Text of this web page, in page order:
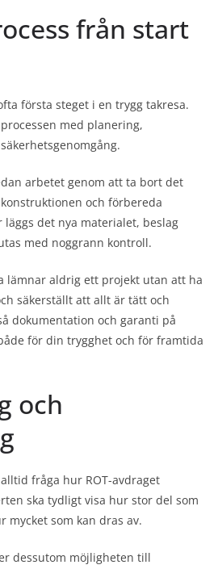
från start
första steget i en trygg takresa.
med planering,
arbetet genom att ta bort det
och förbereda
det nya materialet, beslag
med noggrann kontroll.
lämnar aldrig ett projekt utan att ha
säkerställt att allt är tätt och
dokumentation och garanti på
för din trygghet och för framtida
och
fråga hur ROT-avdraget
ska tydligt visa hur stor del som
mycket som kan dras av.
dessutom möjligheten till